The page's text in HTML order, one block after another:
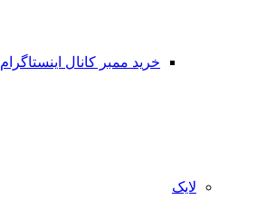
خرید ممبر کانال اینستاگرام
لایک